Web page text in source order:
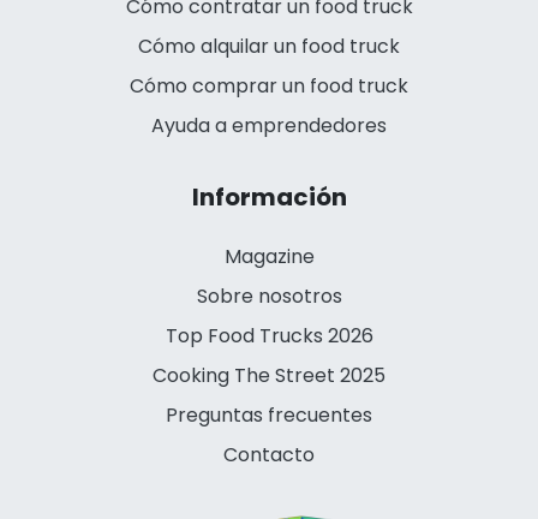
Cómo contratar un food truck
Cómo alquilar un food truck
Cómo comprar un food truck
Ayuda a emprendedores
Información
Magazine
Sobre nosotros
Top Food Trucks 2026
Cooking The Street 2025
Preguntas frecuentes
Contacto